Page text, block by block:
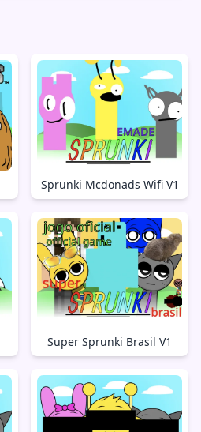
Sprunki Mcdonads Wifi V1
Super Sprunki Brasil V1